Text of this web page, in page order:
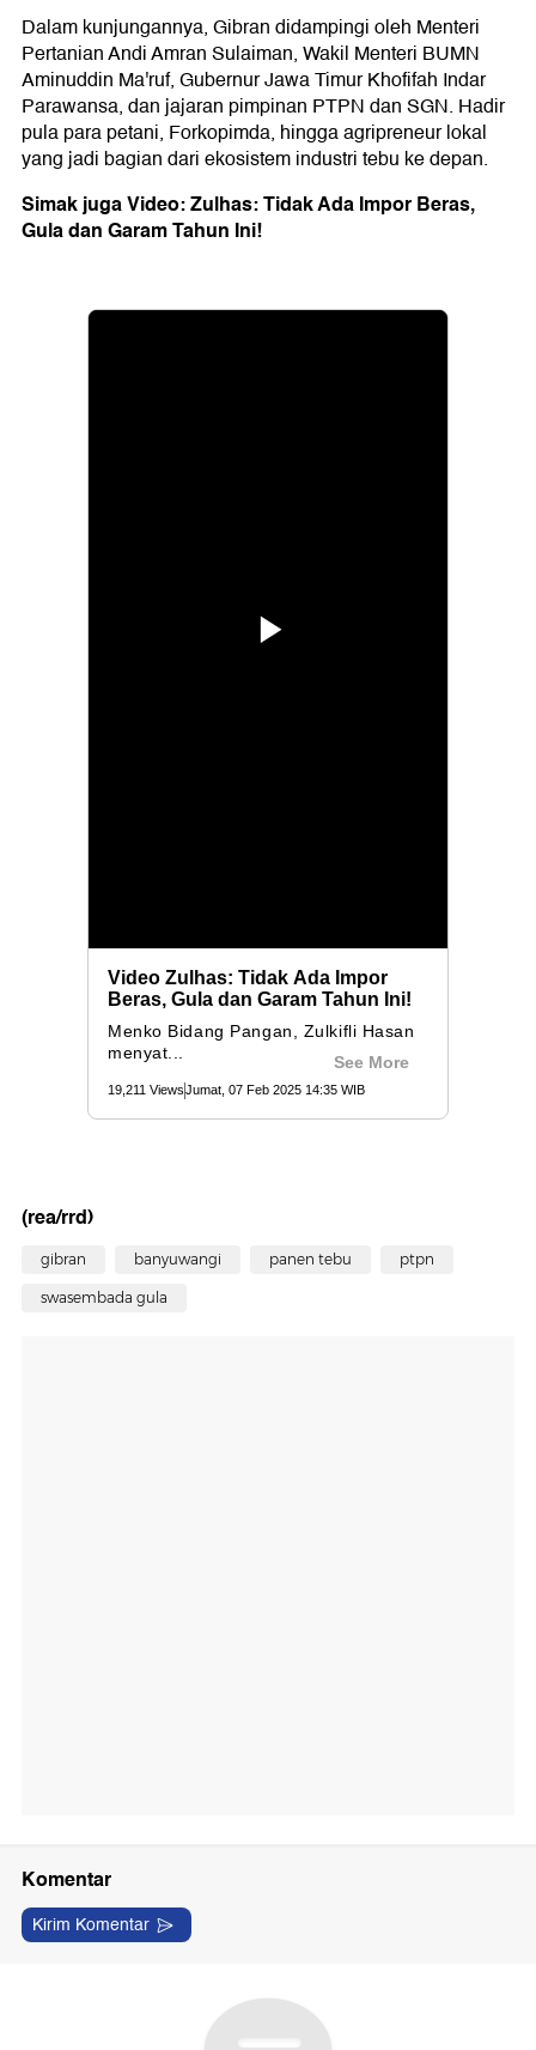
Dalam kunjungannya, Gibran didampingi oleh Menteri
Pertanian Andi Amran Sulaiman, Wakil Menteri BUMN
Aminuddin Ma'ruf, Gubernur Jawa Timur Khofifah Indar
Parawansa, dan jajaran pimpinan PTPN dan SGN. Hadir
pula para petani, Forkopimda, hingga agripreneur lokal
yang jadi bagian dari ekosistem industri tebu ke depan.
Simak juga Video:Zulhas: Tidak Ada Impor Beras,
Gula dan Garam Tahun Ini!
(rea/rrd)
gibran banyuwangi panen tebu ptpn
swasembada gula